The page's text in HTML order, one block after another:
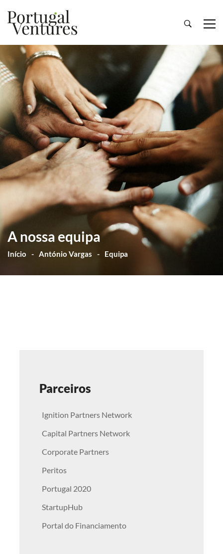
A nossa equipa
Início António Vargas Equipa
Parceiros
Ignition Partners Network
Capital Partners Network
Corporate Partners
Peritos
Portugal 2020
StartupHub
Portal do Financiamento